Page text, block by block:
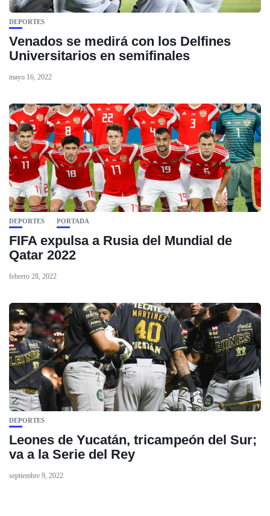
DEPORTES
Venados se medirá con los Delfines
Universitarios en semifinales
mayo 16, 2022
DEPORTES PORTADA
FIFA expulsa a Rusia del Mundial de
Qatar 2022
febrero 28, 2022
DEPORTES
Leones de Yucatán, tricampeón del Sur;
va a la Serie del Rey
septiembre 9, 2022